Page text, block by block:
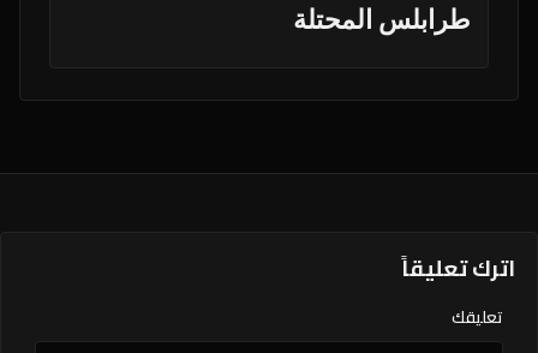
طرابلس المحتلة
اترك تعليقاً
تعليقك